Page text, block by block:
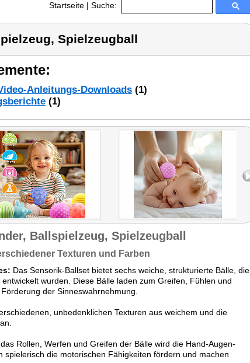
Startseite | Suche:
Spielzeugball
Anleitungs-Downloads (1)
(1)
Ballspielzeug, Spielzeugball
Texturen und Farben
Das Sensorik-Ballset bietet sechs weiche, strukturierte Bälle, die
wurden. Diese Bälle laden zum Greifen, Fühlen und
der Sinneswahrnehmung.
unbedenklichen Texturen aus weichem und die
Rollen, Werfen und Greifen der Bälle wird die Hand-Augen-
spielerisch die motorischen Fähigkeiten fördern und machen